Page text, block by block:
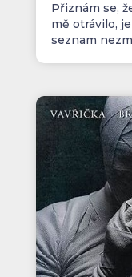
Přiznám se,
mě otrávilo,
seznam